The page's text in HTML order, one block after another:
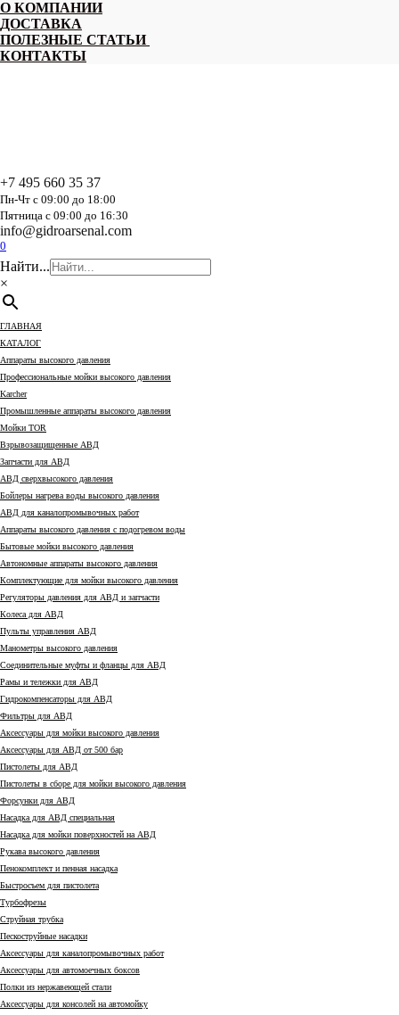
Перейти
к
содержанию
О КОМПАНИИ
ДОСТАВКА
ПОЛЕЗНЫЕ СТАТЬИ
КОНТАКТЫ
+7 495 660 35 37
Пн-Чт с 09:00 до 18:00
Пятница с 09:00 до 16:30
info@gidroarsenal.com
0
Найти...
×
ГЛАВНАЯ
КАТАЛОГ
Аппараты высокого давления
Профессиональные мойки высокого давления
Karcher
Промышленные аппараты высокого давления
Мойки TOR
Взрывозащищенные АВД
Запчасти для АВД
АВД сверхвысокого давления
Бойлеры нагрева воды высокого давления
АВД для каналопромывочных работ
Аппараты высокого давления с подогревом воды
Бытовые мойки высокого давления
Автономные аппараты высокого давления
Комплектующие для мойки высокого давления
Регуляторы давления для АВД и запчасти
Колеса для АВД
Пульты управления АВД
Манометры высокого давления
Соединительные муфты и фланцы для АВД
Рамы и тележки для АВД
Гидрокомпенсаторы для АВД
Фильтры для АВД
Аксессуары для мойки высокого давления
Аксессуары для АВД от 500 бар
Пистолеты для АВД
Пистолеты в сборе для мойки высокого давления
Форсунки для АВД
Насадка для АВД специальная
Насадка для мойки поверхностей на АВД
Рукава высокого давления
Пенокомплект и пенная насадка
Быстросъем для пистолета
Турбофрезы
Струйная трубка
Пескоструйные насадки
Аксессуары для каналопромывочных работ
Аксессуары для автомоечных боксов
Полки из нержавеющей стали
Аксессуары для консолей на автомойку